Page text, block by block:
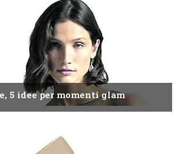
5 idee per momenti glam